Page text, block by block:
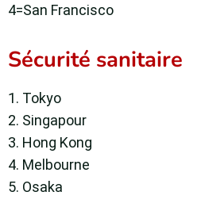
4=San Francisco
Sécurité sanitaire
1. Tokyo
2. Singapour
3. Hong Kong
4. Melbourne
5. Osaka